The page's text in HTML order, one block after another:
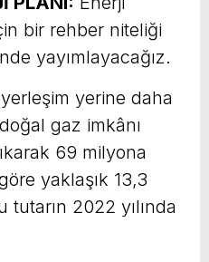
bir rehber niteliği
yayımlayacağız.
yerine daha
gaz imkânı
69 milyona
yaklaşık 13,3
tutarın 2022 yılında